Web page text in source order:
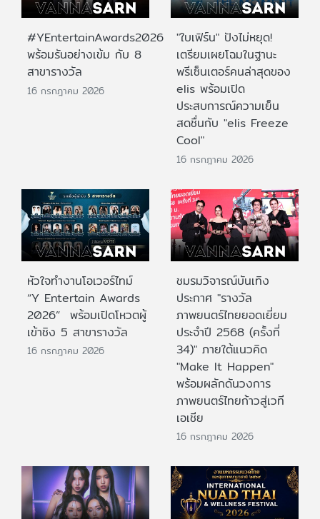
#YEntertainAwards2026
พร้อมรันอย่างเข้ม กับ 8
สาขารางวัล
16 กรกฎาคม 2026
"ใบเฟิร์น" ปังไม่หยุด!
เตรียมเผยโฉมในฐานะ
พรีเซ็นเตอร์คนล่าสุดของ
elis พร้อมเปิด
ประสบการณ์ความเย็น
สดชื่นกับ "elis Freeze
Cool"
16 กรกฎาคม 2026
หัวใจทำงานโอเวอร์ไทม์
“Y Entertain Awards
2026” พร้อมเปิดโหวตผู้
เข้าชิง 5 สาขารางวัล
16 กรกฎาคม 2026
ชมรมวิจารณ์บันเทิง
ประกาศ "รางวัล
ภาพยนตร์ไทยยอดเยี่ยม
ประจําปี 2568 (ครั้งที่
34)" ภายใต้แนวคิด
"Make It Happen"
พร้อมผลักดันวงการ
ภาพยนตร์ไทยก้าวสู่เวที
เอเชีย
16 กรกฎาคม 2026